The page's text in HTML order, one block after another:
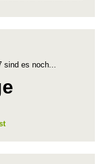
sind es noch...